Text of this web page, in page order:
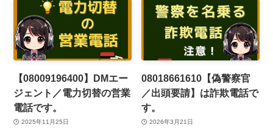
【08009196400】DMエー
ジェント／電力切替の営業
電話です。
2025年11月25日
08018661610【偽警察官
／出頭要請】は詐欺電話で
す。
2026年3月21日